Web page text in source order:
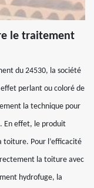
le traitement
du 24530, la société
effet perlant ou coloré de
la technique pour
En effet, le produit
toiture. Pour l’efficacité
la toiture avec
hydrofuge, la